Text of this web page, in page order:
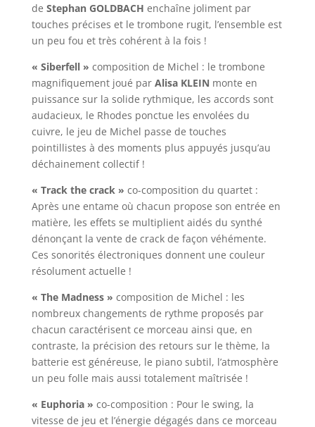
de Stephan GOLDBACH enchaîne joliment par
touches précises et le trombone rugit, l’ensemble est
un peu fou et très cohérent à la fois !
« Siberfell » composition de Michel : le trombone
magnifiquement joué par Alisa KLEIN monte en
puissance sur la solide rythmique, les accords sont
audacieux, le Rhodes ponctue les envolées du
cuivre, le jeu de Michel passe de touches
pointillistes à des moments plus appuyés jusqu’au
déchainement collectif !
« Track the crack » co-composition du quartet :
Après une entame où chacun propose son entrée en
matière, les effets se multiplient aidés du synthé
dénonçant la vente de crack de façon véhémente.
Ces sonorités électroniques donnent une couleur
résolument actuelle !
« The Madness » composition de Michel : les
nombreux changements de rythme proposés par
chacun caractérisent ce morceau ainsi que, en
contraste, la précision des retours sur le thème, la
batterie est généreuse, le piano subtil, l’atmosphère
un peu folle mais aussi totalement maîtrisée !
« Euphoria » co-composition : Pour le swing, la
vitesse de jeu et l’énergie dégagés dans ce morceau